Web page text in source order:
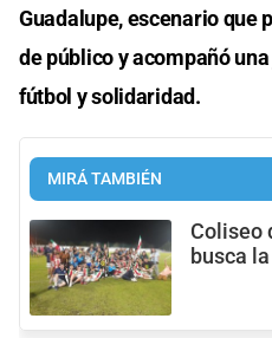
Guadalupe, escenario que
de público y acompañó
fútbol y solidaridad.
MIRÁ TAMBIÉN
Coliseo
busca